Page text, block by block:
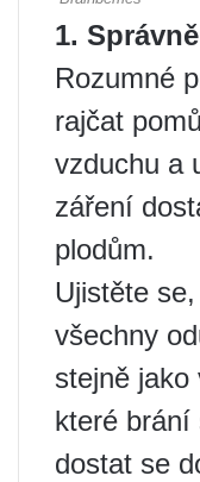
1.
Rozumné
rajčat
vzduchu a
záření
plodům.
Ujistěte
všechny
stejně jako
které brání
dostat se